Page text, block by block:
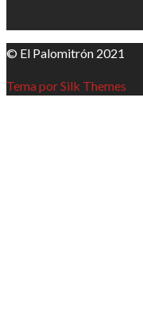
© El Palomitrón 2021
Tema por Silk Themes